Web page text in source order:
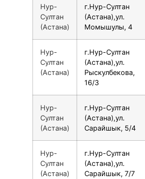
Нур-
Султан
(Астана)
г.Нур-Султан
(Астана),ул.
Момышулы, 4
Нур-
Султан
(Астана)
г.Нур-Султан
(Астана),ул.
Рыскулбекова,
16/3
Нур-
Султан
(Астана)
г.Нур-Султан
(Астана),ул.
Сарайшык, 5/4
Нур-
Султан
(Астана)
г.Нур-Султан
(Астана),ул.
Сарайшык, 7/7